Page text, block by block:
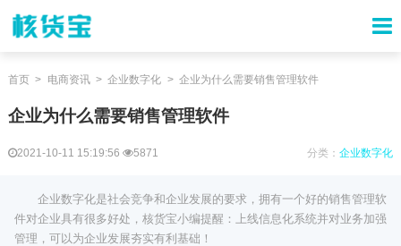
首页 电商资讯 企业数字化 企业为什么需要销售管理软件
企业为什么需要销售管理软件
2021-10-11 15:19:56 5871 分类：企业数字化
企业数字化是社会竞争和企业发展的要求，拥有一个好的销售管理软
件对企业具有很多好处，核货宝小编提醒：上线信息化系统并对业务加强
管理，可以为企业发展夯实有利基础！